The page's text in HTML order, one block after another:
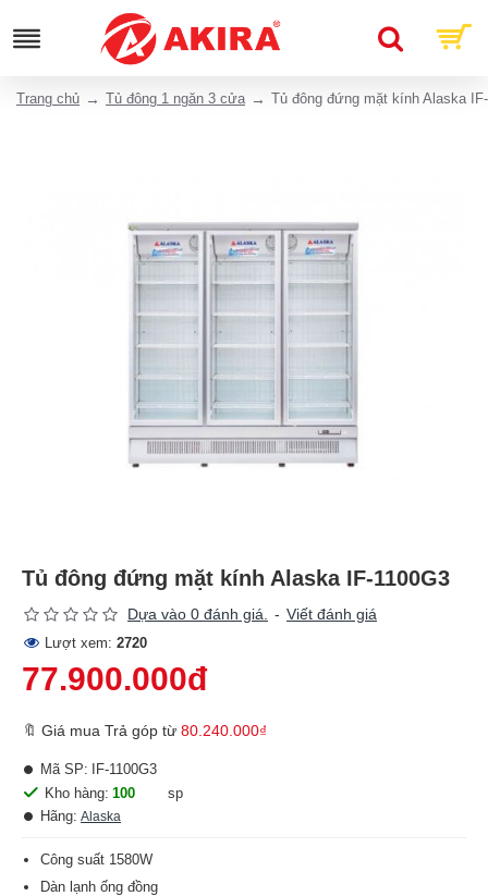
Trang chủ Tủ đông 1 ngăn 3 cửa Tủ đông đứng mặt kính Alaska
Tủ đông đứng mặt kính Alaska IF-1100G3
Dựa vào 0 đánh giá. - Viết đánh giá
Lượt xem: 2720
77.900.000đ
🔖 Giá mua Trả góp từ 80.240.000₫
Kho hàng: 100
sp
Hãng: Alaska
Mã SP: IF-1100G3
Công suất 1580W
Dàn lạnh ống đồng